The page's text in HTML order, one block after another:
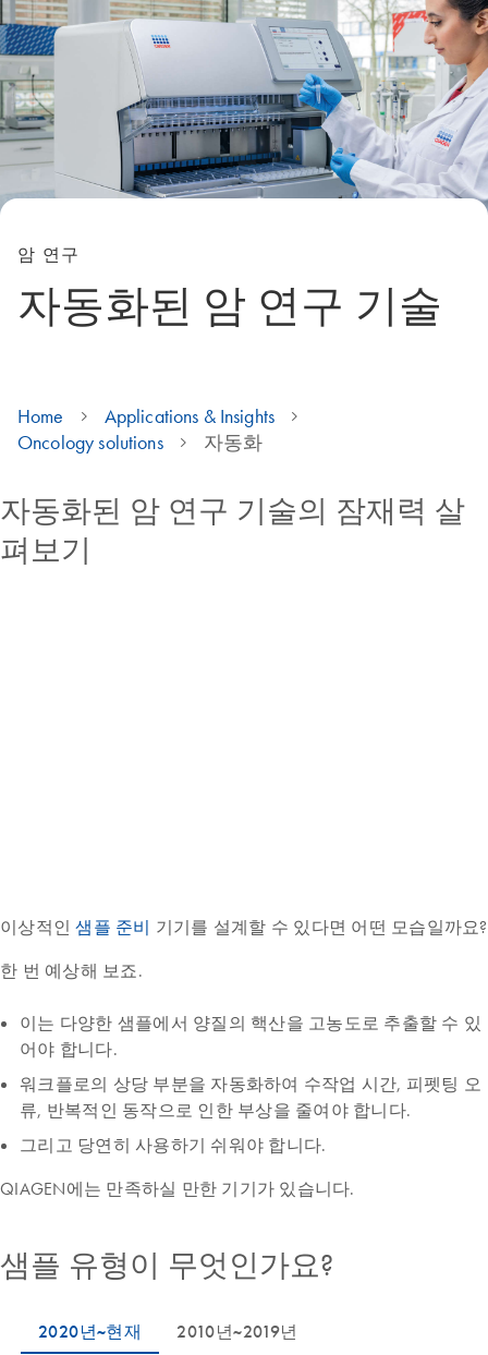
암 연구
자동화된 암 연구 기술
Home
Applications & Insights
Oncology solutions
자동화
자동화된 암 연구 기술의 잠재력 살
펴보기
이상적인샘플 준비 기기를 설계할 수 있다면 어떤 모습일까요?
한 번 예상해 보죠.
이는 다양한 샘플에서 양질의 핵산을 고농도로 추출할 수 있
어야 합니다.
워크플로의 상당 부분을 자동화하여 수작업 시간, 피펫팅 오
류, 반복적인 동작으로 인한 부상을 줄여야 합니다.
그리고 당연히 사용하기 쉬워야 합니다.
QIAGEN에는 만족하실 만한 기기가 있습니다.
샘플 유형이 무엇인가요?